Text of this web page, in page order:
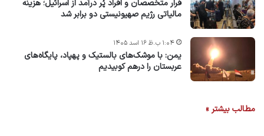
فرار متخصصان و افراد پُر درآمد از اسرائیل؛ هزینه
مالیاتی رژیم صهیونیستی دو برابر شد
یمن: با موشک‌های بالستیک و پهپاد، پایگاه‌های
عربستان را درهم کوبیدیم
۱:۰۴ ب.ظ ۱۶ اسد ۱۴۰۵
مطالب بیشتر »